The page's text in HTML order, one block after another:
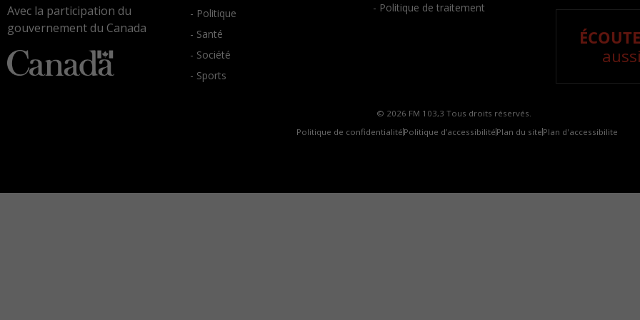
Avec la participation du
gouvernement du Canada
- Politique
- Santé
- Société
- Sports
- Politique de traitement
© 2026 FM 103,3 Tous droits réservés.
Politique de confidentialité Politique d’accessibilité Plan du site Plan d'accessibilite